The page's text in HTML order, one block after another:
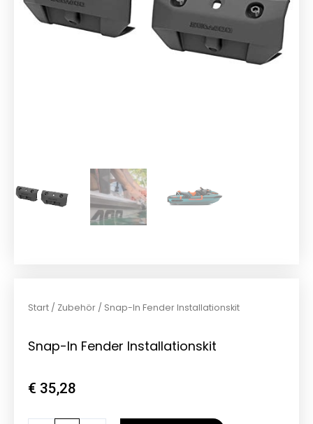
Start / Zubehör / Snap-In Fender Installationskit
Snap-In Fender Installationskit
€ 35,28